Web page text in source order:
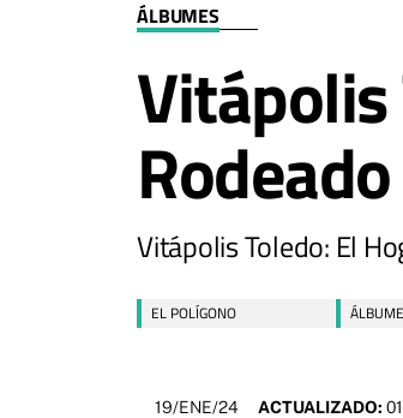
ÁLBUMES
Vitápolis
Vitápolis Toledo: El
EL POLÍGONO
19/ENE/24 ACTUALIZADO: